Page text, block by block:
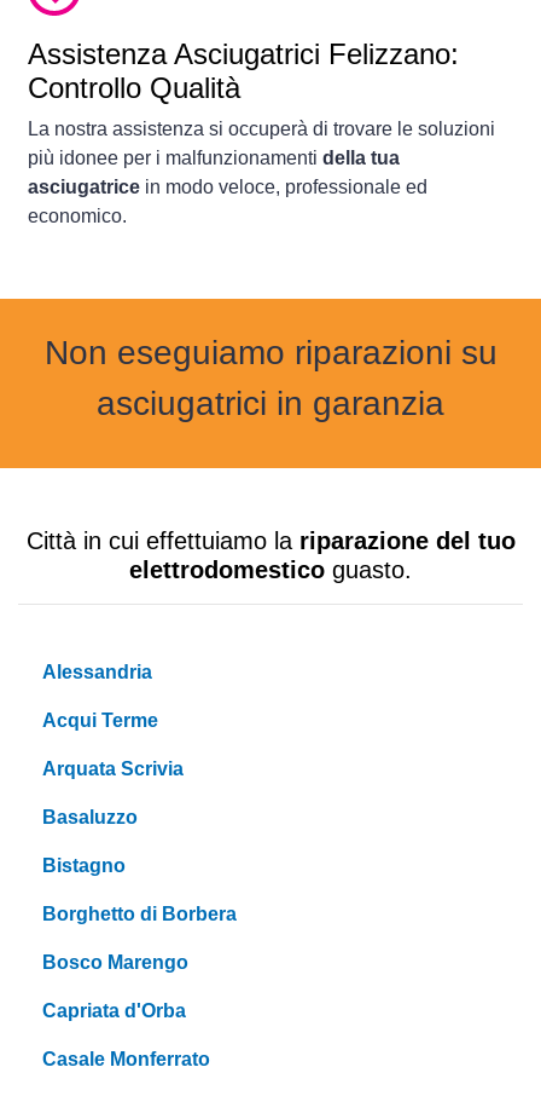
Assistenza Asciugatrici Felizzano:
Controllo Qualità
La nostra assistenza si occuperà di trovare le soluzioni
più idonee per i malfunzionamenti della tua
asciugatrice in modo veloce, professionale ed
economico.
Non eseguiamo riparazioni su
asciugatrici in garanzia
Città in cui effettuiamo la riparazione del tuo
elettrodomestico guasto.
Alessandria
Acqui Terme
Arquata Scrivia
Basaluzzo
Bistagno
Borghetto di Borbera
Bosco Marengo
Capriata d'Orba
Casale Monferrato